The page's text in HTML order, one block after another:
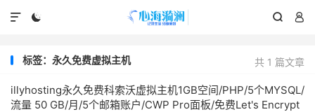
  

共 1 篇文章
标签：永久免费虚拟主机
illyhosting永久免费科索沃虚拟主机1GB空间/PHP/5个MYSQL/
流量 50 GB/月/5个邮箱账户/CWP Pro面板/免费Let's Encrypt